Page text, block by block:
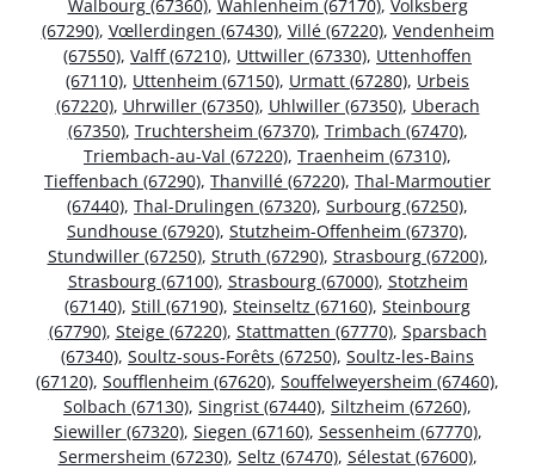
Walbourg (67360), Wahlenheim (67170), Volksberg
(67290), Vœllerdingen (67430), Villé (67220), Vendenheim
(67550), Valff (67210), Uttwiller (67330), Uttenhoffen
(67110), Uttenheim (67150), Urmatt (67280), Urbeis
(67220), Uhrwiller (67350), Uhlwiller (67350), Uberach
(67350), Truchtersheim (67370), Trimbach (67470),
Triembach-au-Val (67220), Traenheim (67310),
Tieffenbach (67290), Thanvillé (67220), Thal-Marmoutier
(67440), Thal-Drulingen (67320), Surbourg (67250),
Sundhouse (67920), Stutzheim-Offenheim (67370),
Stundwiller (67250), Struth (67290), Strasbourg (67200),
Strasbourg (67100), Strasbourg (67000), Stotzheim
(67140), Still (67190), Steinseltz (67160), Steinbourg
(67790), Steige (67220), Stattmatten (67770), Sparsbach
(67340), Soultz-sous-Forêts (67250), Soultz-les-Bains
(67120), Soufflenheim (67620), Souffelweyersheim (67460),
Solbach (67130), Singrist (67440), Siltzheim (67260),
Siewiller (67320), Siegen (67160), Sessenheim (67770),
Sermersheim (67230), Seltz (67470), Sélestat (67600),